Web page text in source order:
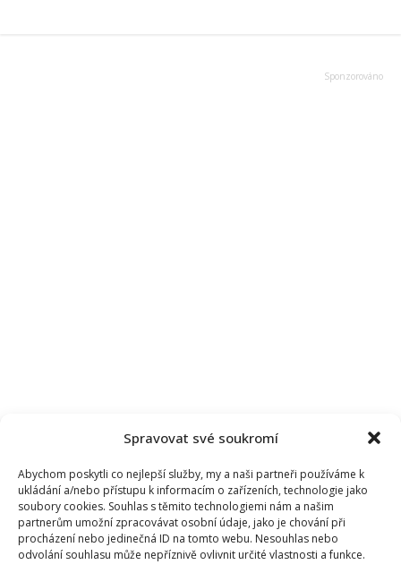
Spravovat své soukromí
Abychom poskytli co nejlepší služby, my a naši partneři používáme k
ukládání a/nebo přístupu k informacím o zařízeních, technologie jako
soubory cookies. Souhlas s těmito technologiemi nám a našim
partnerům umožní zpracovávat osobní údaje, jako je chování při
procházení nebo jedinečná ID na tomto webu. Nesouhlas nebo
odvolání souhlasu může nepříznivě ovlivnit určité vlastnosti a funkce.